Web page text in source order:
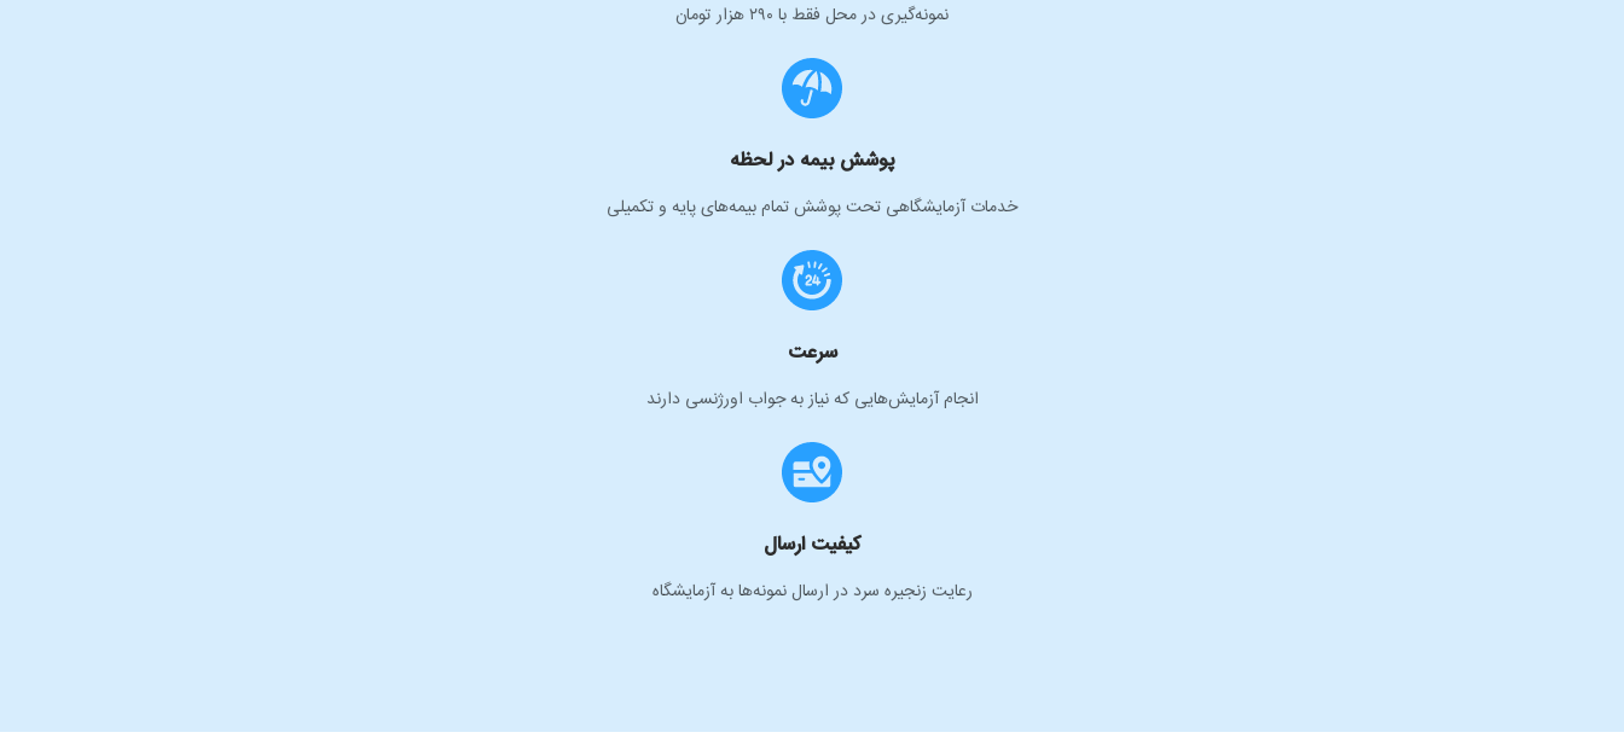
نمونه‌گیری در محل فقط با ۲۹۰ هزار تومان
پوشش بیمه در لحظه
خدمات آزمایشگاهی تحت پوشش تمام بیمه‌های پایه و تکمیلی
سرعت
انجام آزمایش‌هایی که نیاز به جواب اورژنسی دارند
کیفیت ارسال
رعایت زنجیره سرد در ارسال نمونه‌ها به آزمایشگاه